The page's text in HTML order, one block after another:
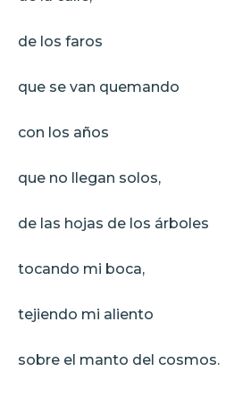
de los faros
que se van quemando
con los años
que no llegan solos,
de las hojas de los árboles
tocando mi boca,
tejiendo mi aliento
sobre el manto del cosmos.